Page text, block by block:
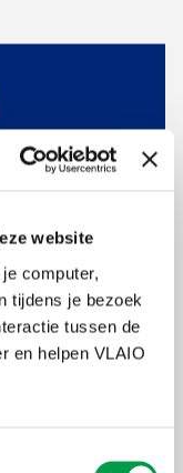
website
computer,
tijdens je bezoek
tussen de
en helpen VLAIO
zijn '50 lessen
To F*ck Up
boeken
en financiële